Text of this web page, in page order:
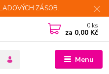
ZÁSOB.
Menu
0 ks
za 0,00 Kč